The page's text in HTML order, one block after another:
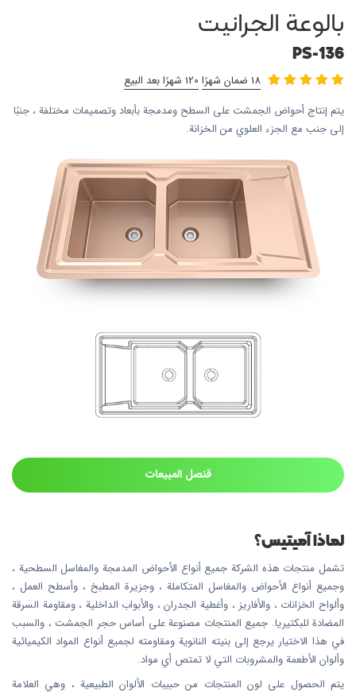
بالوعة الجرانيت
PS-136
18 ضمان شهرًا
120 شهرًا بعد البيع
يتم إنتاج أحواض الجمشت على السطح ومدمجة بأبعاد وتصميمات مختلفة ، جنبًا
إلى جنب مع الجزء العلوي من الخزانة.
قنصل المبيعات
لماذا آميتيس؟
تشمل منتجات هذه الشركة جميع أنواع الأحواض المدمجة والمغاسل السطحية ،
وجميع أنواع الأحواض والمغاسل المتكاملة ، وجزيرة المطبخ ، وأسطح العمل ،
وألواح الخزانات ، والأفاريز ، وأغطية الجدران ، والأبواب الداخلية ، ومقاومة السرقة
المضادة للبكتيريا. جميع المنتجات مصنوعة على أساس حجر الجمشت ، والسبب
في هذا الاختيار يرجع إلى بنيته النانوية ومقاومته لجميع أنواع المواد الكيميائية
وألوان الأطعمة والمشروبات التي لا تمتص أي مواد.
يتم الحصول على لون المنتجات من حبيبات الألوان الطبيعية ، وهي العلامة